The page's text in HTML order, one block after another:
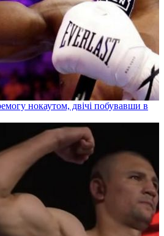
нокаутом, двічі побувавши в